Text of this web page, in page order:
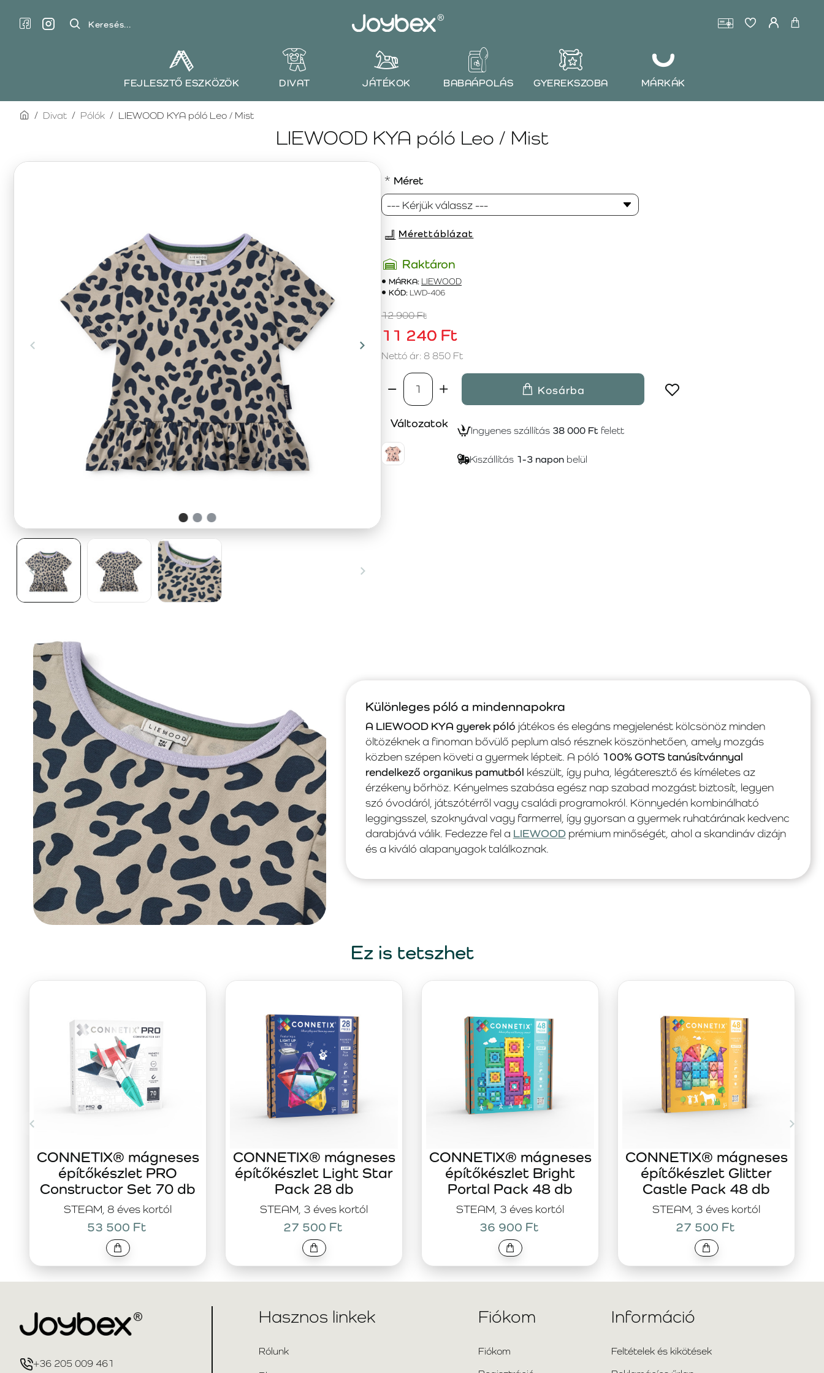
Keresés...
FEJLESZTŐ ESZKÖZÖK DIVAT JÁTÉKOK BABAÁPOLÁS GYEREKSZOBA MÁRKÁK
LIEWOOD KYA póló Leo / Mist
homeDivat Pólók LIEWOOD KYA póló Leo / Mist
Raktáron
MÁRKA: LIEWOOD
KÓD: LWD-406
11 240 Ft
12 900 Ft
Nettó ár: 8 850 Ft
Méret
Kosárba
Mérettáblázat
Változatok
Ingyenes szállítás 38 000 Ft felett
Kiszállítás 1-3 napon belül
Különleges póló a mindennapokra
A LIEWOOD KYA gyerek póló játékos és elegáns megjelenést kölcsönöz minden
öltözéknek a finoman bővülő peplum alsó résznek köszönhetően, amely mozgás
közben szépen követi a gyermek lépteit. A póló 100% GOTS tanúsítvánnyal
rendelkező organikus pamutból készült, így puha, légáteresztő és kíméletes az
érzékeny bőrhöz. Kényelmes szabása egész nap szabad mozgást biztosít, legyen
szó óvodáról, játszótérről vagy családi programokról. Könnyedén kombinálható
leggingsszel, szoknyával vagy farmerrel, így gyorsan a gyermek ruhatárának kedvenc
darabjává válik. Fedezze fel a LIEWOODprémium minőségét, ahol a skandináv dizájn
és a kiváló alapanyagok találkoznak.
Ez is tetszhet
STEAM, 8 éves kortól
CONNETIX® mágneses
építőkészlet PRO
Constructor Set 70 db
53 500 Ft
STEAM, 3 éves kortól
CONNETIX® mágneses
építőkészlet Light Star
Pack 28 db
27 500 Ft
STEAM, 3 éves kortól
CONNETIX® mágneses
építőkészlet Bright
Portal Pack 48 db
36 900 Ft
STEAM, 3 éves kortól
CONNETIX® mágneses
építőkészlet Glitter
Castle Pack 48 db
27 500 Ft
+36 205 009 461
Hasznos linkek
Rólunk
Fiókom
Fiókom
Információ
Feltételek és kikötések